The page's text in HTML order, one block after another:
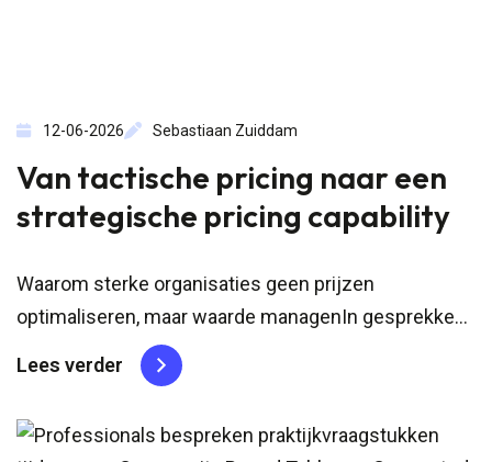
12-06-2026 Sebastiaan Zuiddam
Van tactische pricing naar een
strategische pricing capability
Waarom sterke organisaties geen prijzen
optimaliseren, maar waarde managenIn gesprekken
met leiders over pricing hoor ik vaak dezelfde zinnen
terug.“We weten dat het beter kan.”“We voelen dat
we waarde laten liggen.”“Maar waar begin je?”Ik
herken die vragen. Ook ik heb...
Lees verder